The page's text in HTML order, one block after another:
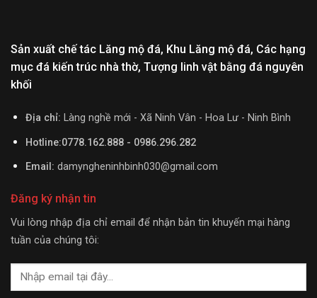
Sản xuất chế tác Lăng mộ đá, Khu Lăng mộ đá, Các hạng
mục đá kiến trúc nhà thờ, Tượng linh vật bằng đá nguyên
khối
Địa chỉ: Làng nghề mới - Xã Ninh Vân - Hoa Lư - Ninh Bình
Hotline:0778.162.888 - 0986.296.282
Email: damyngheninhbinh030@gmail.com
Đăng ký nhận tin
Vui lòng nhập địa chỉ email để nhận bản tin khuyến mại hàng
tuần của chúng tôi: